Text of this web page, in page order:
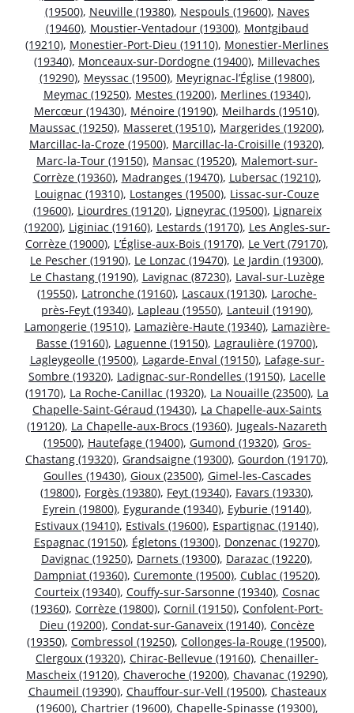
(19500), Neuville (19380), Nespouls (19600), Naves
(19460), Moustier-Ventadour (19300), Montgibaud
(19210), Monestier-Port-Dieu (19110), Monestier-Merlines
(19340), Monceaux-sur-Dordogne (19400), Millevaches
(19290), Meyssac (19500), Meyrignac-l’Église (19800),
Meymac (19250), Mestes (19200), Merlines (19340),
Mercœur (19430), Ménoire (19190), Meilhards (19510),
Maussac (19250), Masseret (19510), Margerides (19200),
Marcillac-la-Croze (19500), Marcillac-la-Croisille (19320),
Marc-la-Tour (19150), Mansac (19520), Malemort-sur-
Corrèze (19360), Madranges (19470), Lubersac (19210),
Louignac (19310), Lostanges (19500), Lissac-sur-Couze
(19600), Liourdres (19120), Ligneyrac (19500), Lignareix
(19200), Liginiac (19160), Lestards (19170), Les Angles-sur-
Corrèze (19000), L’Église-aux-Bois (19170), Le Vert (79170),
Le Pescher (19190), Le Lonzac (19470), Le Jardin (19300),
Le Chastang (19190), Lavignac (87230), Laval-sur-Luzège
(19550), Latronche (19160), Lascaux (19130), Laroche-
près-Feyt (19340), Lapleau (19550), Lanteuil (19190),
Lamongerie (19510), Lamazière-Haute (19340), Lamazière-
Basse (19160), Laguenne (19150), Lagraulière (19700),
Lagleygeolle (19500), Lagarde-Enval (19150), Lafage-sur-
Sombre (19320), Ladignac-sur-Rondelles (19150), Lacelle
(19170), La Roche-Canillac (19320), La Nouaille (23500), La
Chapelle-Saint-Géraud (19430), La Chapelle-aux-Saints
(19120), La Chapelle-aux-Brocs (19360), Jugeals-Nazareth
(19500), Hautefage (19400), Gumond (19320), Gros-
Chastang (19320), Grandsaigne (19300), Gourdon (19170),
Goulles (19430), Gioux (23500), Gimel-les-Cascades
(19800), Forgès (19380), Feyt (19340), Favars (19330),
Eyrein (19800), Eygurande (19340), Eyburie (19140),
Estivaux (19410), Estivals (19600), Espartignac (19140),
Espagnac (19150), Égletons (19300), Donzenac (19270),
Davignac (19250), Darnets (19300), Darazac (19220),
Dampniat (19360), Curemonte (19500), Cublac (19520),
Courteix (19340), Couffy-sur-Sarsonne (19340), Cosnac
(19360), Corrèze (19800), Cornil (19150), Confolent-Port-
Dieu (19200), Condat-sur-Ganaveix (19140), Concèze
(19350), Combressol (19250), Collonges-la-Rouge (19500),
Clergoux (19320), Chirac-Bellevue (19160), Chenailler-
Mascheix (19120), Chaveroche (19200), Chavanac (19290),
Chaumeil (19390), Chauffour-sur-Vell (19500), Chasteaux
(19600), Chartrier (19600), Chapelle-Spinasse (19300),